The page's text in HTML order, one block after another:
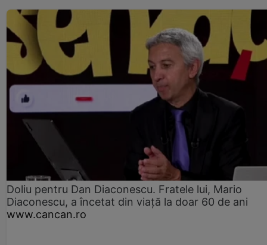
Doliu pentru Dan Diaconescu. Fratele lui, Mario
Diaconescu, a încetat din viață la doar 60 de ani
www.cancan.ro